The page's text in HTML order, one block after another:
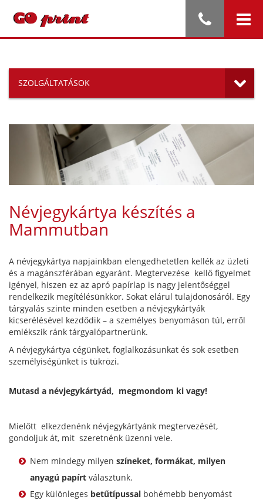
SZOLGÁLTATÁSOK
Névjegykártya készítés a
Mammutban
A névjegykártya napjainkban elengedhetetlen kellék az üzleti
és a magánszférában egyaránt. Megtervezése kellő figyelmet
igényel, hiszen ez az apró papírlap is nagy jelentőséggel
rendelkezik megítélésünkkor. Sokat elárul tulajdonosáról. Egy
tárgyalás szinte minden esetben a névjegykártyák
kicserélésével kezdődik – a személyes benyomáson túl, erről
emlékszik ránk tárgyalópartnerünk.
A névjegykártya cégünket, foglalkozásunkat és sok esetben
személyiségünket is tükrözi.
Mutasd a névjegykártyád, megmondom ki vagy!
Mielőtt elkezdenénk névjegykártyánk megtervezését,
gondoljuk át, mit szeretnénk üzenni vele.
Nem mindegy milyen színeket, formákat, milyen
anyagú papírt választunk.
Egy különleges betűtípussal bohémebb benyomást